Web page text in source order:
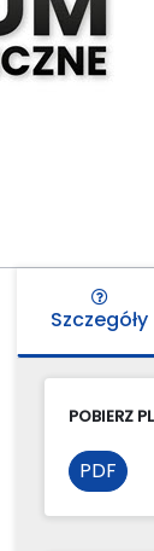
Szczegóły
POBIERZ
PDF